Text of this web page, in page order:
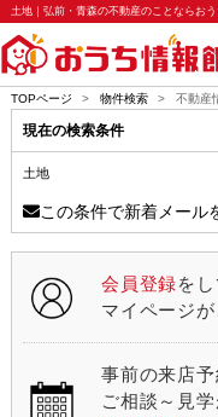
土地｜弘前・青森の不動産のことならお
TOPページ > 物件検索 > 不動産
現在の検索条件
土地
この条件で新着メール
会員登録を
マイページが
事前の来店
ご相談～見学